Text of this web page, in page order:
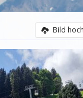
Bild